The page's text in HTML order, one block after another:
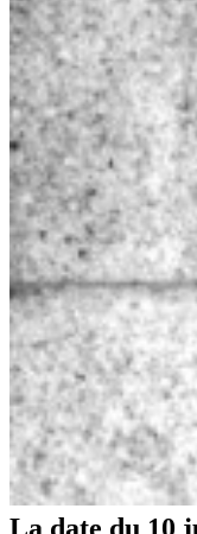
La date du 10